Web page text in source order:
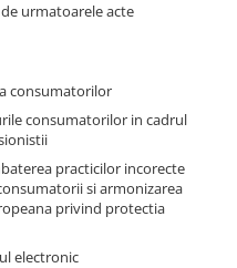
urmatoarele acte
consumatorilor
consumatorilor in cadrul
practicilor incorecte
si armonizarea
privind protectia
electronic